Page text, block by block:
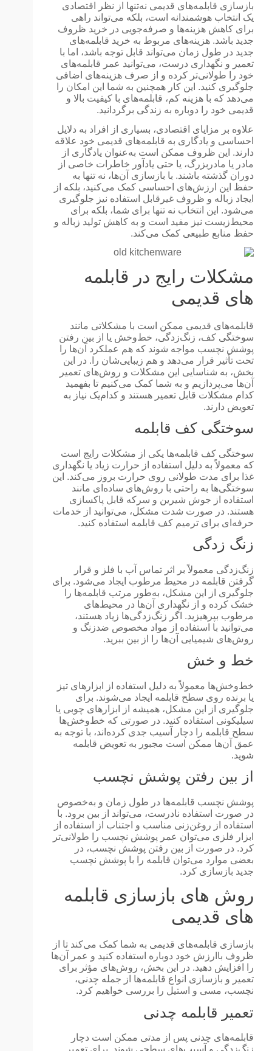
بازسازی قابلمه‌های قدیمی نه‌تنها از نظر اقتصادی
یک انتخاب هوشمندانه است، بلکه می‌تواند راهی
برای کاهش هزینه‌ها و صرفه‌جویی در خرید ظروف
جدید باشد. هزینه‌های مربوط به خرید قابلمه‌های
جدید در طول زمان می‌تواند قابل توجه باشد، اما با
تعمیر و نگهداری درست، می‌توانید عمر قابلمه‌های
خود را طولانی‌تر کرده و از صرف هزینه‌های اضافی
جلوگیری کنید. این کار همچنین به شما این امکان را
می‌دهد که با هزینه کم، قابلمه‌های با کیفیت بالا و
قدیمی خود را دوباره به زندگی برگردانید.
علاوه بر مزایای اقتصادی، بسیاری از افراد به دلایل
احساسی و یادگاری به قابلمه‌های قدیمی خود علاقه
دارند. این ظروف ممکن است به‌عنوان یادگاری از
مادر یا مادربزرگ، یا حتی یادآور خاطرات خاصی از
دوران گذشته باشند. با بازسازی آن‌ها، نه تنها به
حفظ این ارزش‌های احساسی کمک می‌کنید، بلکه از
ایجاد زباله و ظروف غیرقابل استفاده نیز جلوگیری
می‌شود. این انتخاب نه تنها برای شما، بلکه برای
محیط‌زیست نیز مفید است و به کاهش تولید زباله و
حفظ منابع طبیعی کمک می‌کند.
مشکلات رایج در قابلمه
های قدیمی
قابلمه‌های قدیمی ممکن است با مشکلاتی مانند
سوختگی کف، زنگ‌زدگی، خط‌وخش یا از بین رفتن
پوشش نچسب مواجه شوند که هم عملکرد آن‌ها را
تحت تأثیر قرار می‌دهد و هم زیبایی‌شان را. در این
بخش، به شناسایی این مشکلات و روش‌های تعمیر
آن‌ها می‌پردازیم و به شما کمک می‌کنیم تا بفهمید
کدام مشکلات قابل تعمیر هستند و کدام‌یک نیاز به
تعویض دارند.
سوختگی کف قابلمه
سوختگی کف قابلمه‌ها یکی از مشکلات رایج است
که معمولاً به دلیل استفاده از حرارت زیاد یا نگهداری
غذا برای مدت طولانی روی حرارت بروز می‌کند. این
سوختگی‌ها به راحتی با روش‌های ساده‌ای مانند
استفاده از جوش شیرین و سرکه قابل پاکسازی
هستند. در صورت شدت مشکل، می‌توانید از خدمات
حرفه‌ای برای ترمیم کف قابلمه استفاده کنید.
زنگ زدگی
زنگ‌زدگی معمولاً بر اثر تماس آب با فلز و قرار
گرفتن قابلمه در محیط مرطوب ایجاد می‌شود. برای
جلوگیری از این مشکل، به‌طور مرتب قابلمه‌ها را
خشک کرده و از نگهداری آن‌ها در محیط‌های
مرطوب بپرهیزید. اگر زنگ‌زدگی‌ها زیاد هستند،
می‌توانید با استفاده از مواد مخصوص ضدزنگ و
روش‌های شیمیایی آن‌ها را از بین ببرید.
خط و خش
خط‌وخش‌ها معمولاً به دلیل استفاده از ابزارهای تیز
یا برنده روی سطح قابلمه ایجاد می‌شوند. برای
جلوگیری از این مشکل، همیشه از ابزارهای چوبی یا
سیلیکونی استفاده کنید. در صورتی که خط‌وخش‌ها
سطح قابلمه را دچار آسیب جدی کرده‌اند، با توجه به
عمق آن‌ها ممکن است مجبور به تعویض قابلمه
شوید.
از بین رفتن پوشش نچسب
پوشش نچسب قابلمه‌ها در طول زمان و به‌خصوص
در صورت استفاده نادرست، می‌تواند از بین برود. با
استفاده از روغن‌زنی مناسب و اجتناب از استفاده از
ابزار فلزی می‌توان عمر پوشش نچسب را طولانی‌تر
کرد. در صورت از بین رفتن پوشش نچسب، در
بعضی موارد می‌توان قابلمه را با پوشش نچسب
جدید بازسازی کرد.
روش های بازسازی قابلمه
های قدیمی
بازسازی قابلمه‌های قدیمی به شما کمک می‌کند تا از
ظروف باارزش خود دوباره استفاده کنید و عمر آن‌ها
را افزایش دهید. در این بخش، روش‌های مؤثر برای
تعمیر و بازسازی انواع قابلمه‌ها از جمله چدنی،
نچسب، مسی و استیل را بررسی خواهیم کرد.
تعمیر قابلمه چدنی
قابلمه‌های چدنی پس از مدتی ممکن است دچار